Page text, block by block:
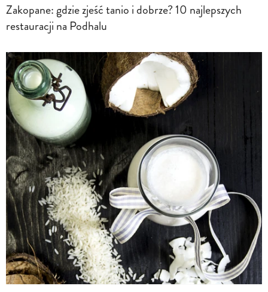
Zakopane: gdzie zjeść tanio i dobrze? 10 najlepszych
restauracji na Podhalu